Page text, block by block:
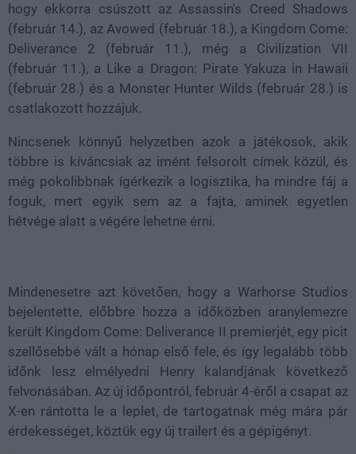
hogy ekkorra csúszott az Assassin's Creed Shadows
(február 14.), az Avowed (február 18.), a Kingdom Come:
Deliverance 2 (február 11.), még a Civilization VII
(február 11.), a Like a Dragon: Pirate Yakuza in Hawaii
(február 28.) és a Monster Hunter Wilds (február 28.) is
csatlakozott hozzájuk.
Nincsenek könnyű helyzetben azok a játékosok, akik
többre is kíváncsiak az imént felsorolt címek közül, és
még pokolibbnak ígérkezik a logisztika, ha mindre fáj a
foguk, mert egyik sem az a fajta, aminek egyetlen
hétvége alatt a végére lehetne érni.
Mindenesetre azt követően, hogy a Warhorse Studios
bejelentette, előbbre hozza a időközben aranylemezre
került Kingdom Come: Deliverance II premierjét, egy picit
szellősebbé vált a hónap első fele, és így legalább több
időnk lesz elmélyedni Henry kalandjának következő
felvonásában. Az új időpontról, február 4-éről a csapat az
X-en rántotta le a leplet, de tartogatnak még mára pár
érdekességet, köztük egy új trailert és a gépigényt.